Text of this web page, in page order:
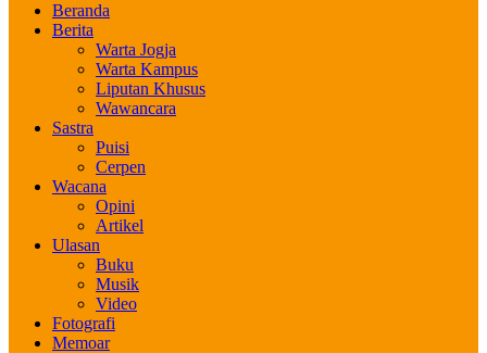
Beranda
Berita
Warta Jogja
Warta Kampus
Liputan Khusus
Wawancara
Sastra
Puisi
Cerpen
Wacana
Opini
Artikel
Ulasan
Buku
Musik
Video
Fotografi
Memoar